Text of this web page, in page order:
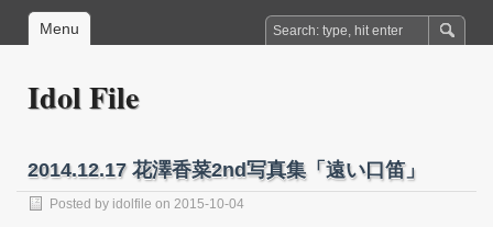
Menu
Idol File
2014.12.17 花澤香菜2nd写真集「遠い口笛」
Posted by idolfile on 2015-10-04